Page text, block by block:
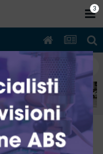
1587cc nfu 80Kw
999999km
3